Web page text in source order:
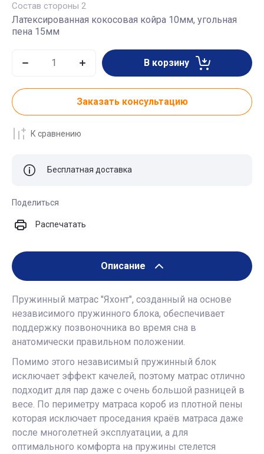
Состав стороны 2
Латексированная кокосовая койра 10мм, угольная
пена 15мм
В корзину
Заказать консультацию
К сравнению
Бесплатная доставка
Поделиться
Распечатать
Описание
Пружинный матрас "Яхонт", созданный на основе
независимого пружинного блока, обеспечивает
поддержку позвоночника во время сна в
анатомически правильном положении.
Помимо этого независимый пружинный блок
исключает эффект качелей, поэтому матрас отлично
подходит для пар даже с очень большой разницей в
весе. По периметру матраса короб из плотной пены
которая исключает проседания краёв матраса даже
после многолетней эксплуатации, а для
оптимального комфорта на пружины стелется